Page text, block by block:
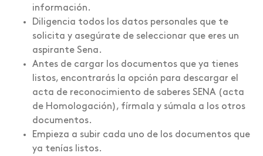
información.
Diligencia todos los datos personales que te
solicita y asegúrate de seleccionar que eres un
aspirante Sena.
Antes de cargar los documentos que ya tienes
listos, encontrarás la opción para descargar el
acta de reconocimiento de saberes SENA (acta
de Homologación), fírmala y súmala a los otros
documentos.
Empieza a subir cada uno de los documentos que
ya tenías listos.